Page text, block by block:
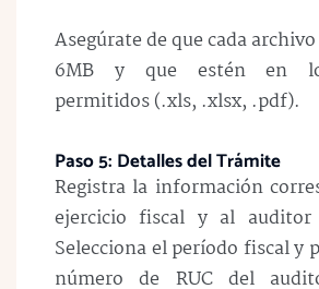
Asegúrate de que cada
6MB y que estén en
permitidos (.xls, .xlsx, .pdf).
Paso 5: Detalles del Trámite
Registra la información
ejercicio fiscal y al auditor
Selecciona el período fiscal y
número de RUC del